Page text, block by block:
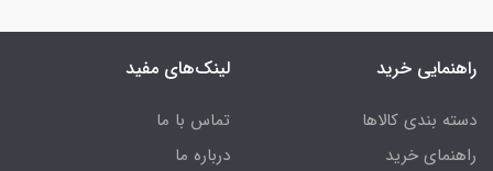
راهنمایی خرید
دسته بندی کالاها
راهنمای خرید
لینک‌های مفید
تماس با ما
درباره ما